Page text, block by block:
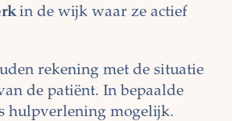
in de wijk waar ze actief
rekening met de situatie
de patiënt. In bepaalde
hulpverlening mogelijk.